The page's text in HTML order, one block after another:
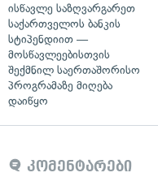
ისწავლე საზღვარგარეთ
საქართველოს ბანკის
სტიპენდიით —
მოსწავლეებისთვის
შექმნილ საერთაშორისო
პროგრამაზე მიღება
დაიწყო
კომენტარები